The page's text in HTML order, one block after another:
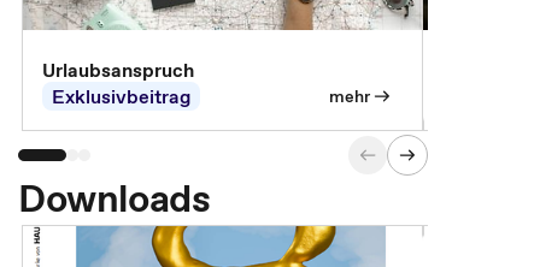
Urlaubsanspruch
Exklusivbeitrag
mehr
Downloads